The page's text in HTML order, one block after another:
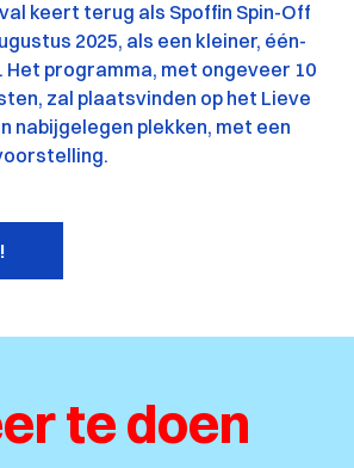
keert terug als Spoffin Spin-Off
2025, als een kleiner, één-
Het programma, met ongeveer 10
zal plaatsvinden op het Lieve
nabijgelegen plekken, met een
te doen